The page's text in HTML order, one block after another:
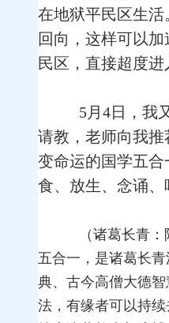
在地狱平民区生
回向，这样可以
民区，直接超度进
5月4日，我
请教，老师向我
变命运的国学五
食、放生、念诵、
（诸葛长青：
五合一，是诸葛长
典、古今高僧大德
法，有缘者可以持